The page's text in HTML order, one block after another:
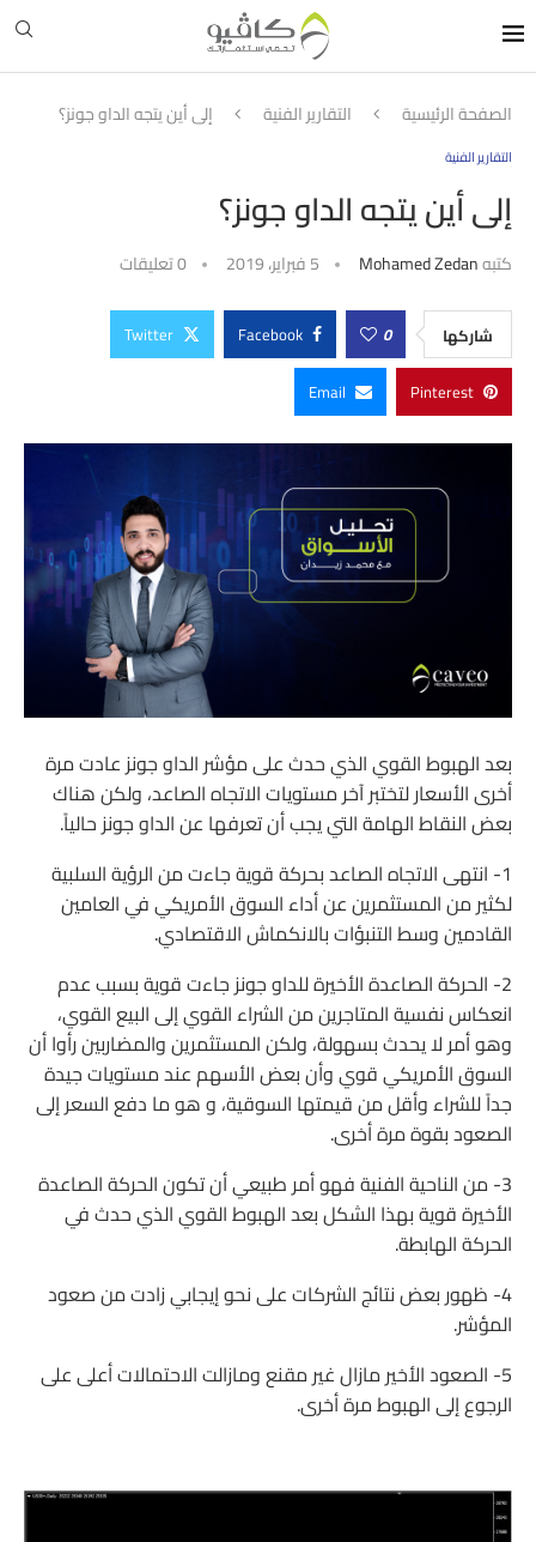
الصفحة الرئيسية التقارير الفنية إلى أين يتجه الداو جونز؟
التقارير الفنية
إلى أين يتجه الداو جونز؟
كتبهMohamed Zedan 5 فبراير، 2019 0 تعليقات
شاركها 0
Facebook
Twitter
Pinterest
Email
بعد الهبوط القوي الذي حدث على مؤشر الداو جونز عادت مرة
أخرى الأسعار لتختبر آخر مستويات الاتجاه الصاعد، ولكن هناك
بعض النقاط الهامة التي يجب أن تعرفها عن الداو جونز حالياً.
1- انتهى الاتجاه الصاعد بحركة قوية جاءت من الرؤية السلبية
لكثير من المستثمرين عن أداء السوق الأمريكي في العامين
القادمين وسط التنبؤات بالانكماش الاقتصادي.
2- الحركة الصاعدة الأخيرة للداو جونز جاءت قوية بسبب عدم
انعكاس نفسية المتاجرين من الشراء القوي إلى البيع القوي،
وهو أمر لا يحدث بسهولة، ولكن المستثمرين والمضاربين رأوا أن
السوق الأمريكي قوي وأن بعض الأسهم عند مستويات جيدة
جداً للشراء وأقل من قيمتها السوقية، و هو ما دفع السعر إلى
الصعود بقوة مرة أخرى.
3- من الناحية الفنية فهو أمر طبيعي أن تكون الحركة الصاعدة
الأخيرة قوية بهذا الشكل بعد الهبوط القوي الذي حدث في
الحركة الهابطة.
4- ظهور بعض نتائج الشركات على نحو إيجابي زادت من صعود
المؤشر.
5- الصعود الأخير مازال غير مقنع ومازالت الاحتمالات أعلى على
الرجوع إلى الهبوط مرة أخرى.